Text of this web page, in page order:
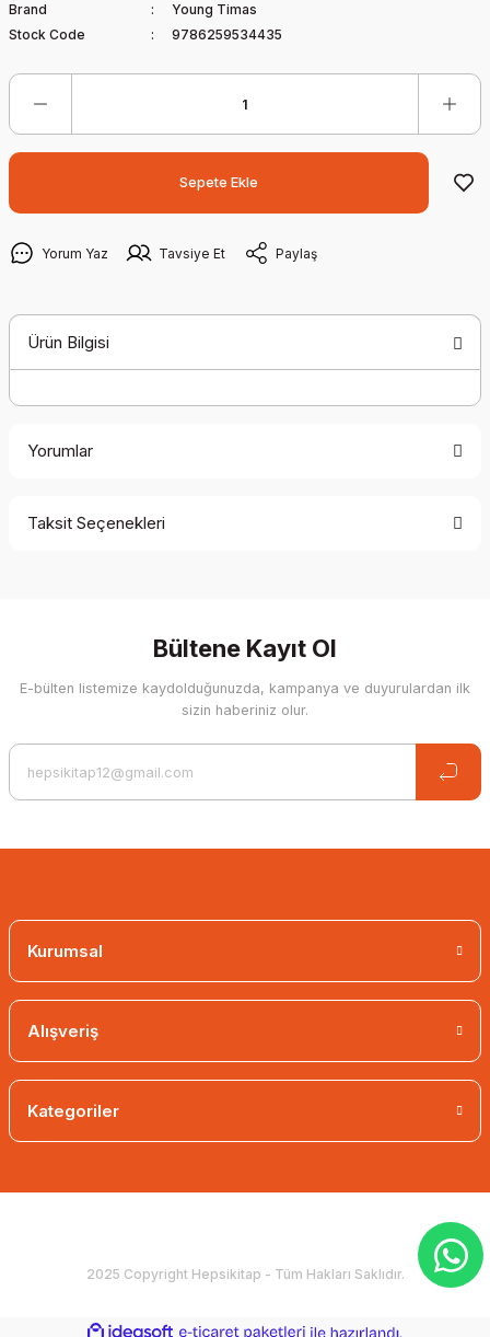
Brand
Young Timas
Stock Code
9786259534435
Sepete Ekle
Yorum Yaz Tavsiye Et Paylaş
Ürün Bilgisi
Yorumlar
Taksit Seçenekleri
Bültene Kayıt Ol
E-bülten listemize kaydolduğunuzda, kampanya ve duyurulardan ilk
sizin haberiniz olur.
Kurumsal
Alışveriş
Kategoriler
2025 Copyright Hepsikitap - Tüm Hakları Saklıdır.
ideasoft e-